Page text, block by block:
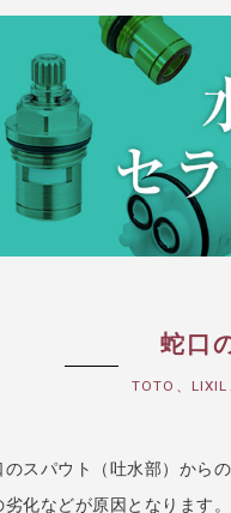
蛇口
TOTO、
のスパウト（吐水部）から
劣化などが原因となります